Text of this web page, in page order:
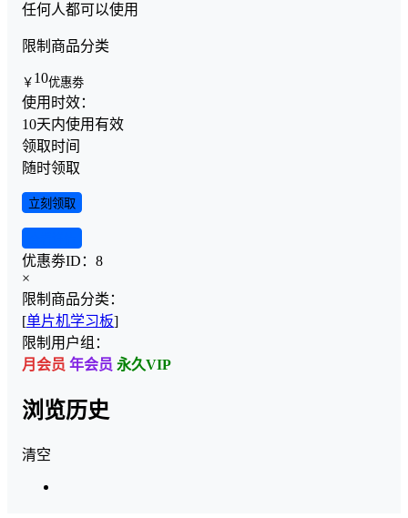
任何人都可以使用
限制商品分类
￥ 10优惠劵
使用时效：
10天内使用有效
领取时间
随时领取
立刻领取
优惠劵ID： 8
×
限制商品分类：
[单片机学习板]
限制用户组：
月会员 年会员 永久VIP
浏览历史
清空